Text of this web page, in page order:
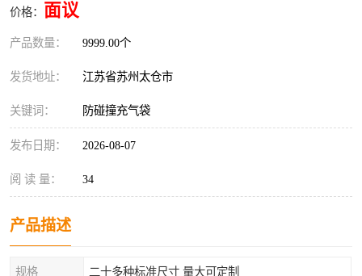
价格： 面议
产品数量： 9999.00个
发货地址： 江苏省苏州太仓市
关键词： 防碰撞充气袋
发布日期： 2026-08-07
阅 读 量： 34
产品描述
规格 二十多种标准尺寸 量大可定制